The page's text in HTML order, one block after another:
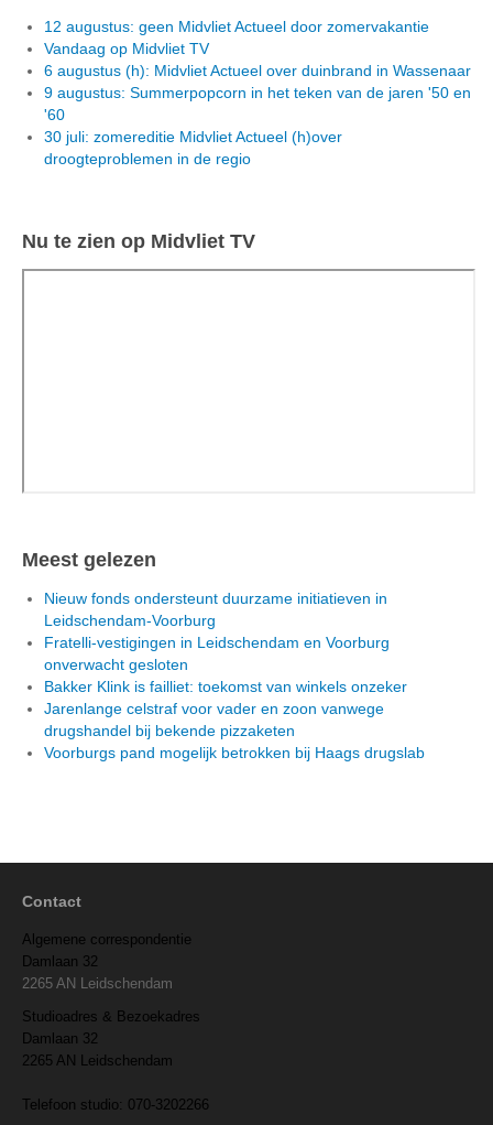
12 augustus: geen Midvliet Actueel door zomervakantie
Vandaag op Midvliet TV
6 augustus (h): Midvliet Actueel over duinbrand in Wassenaar
9 augustus: Summerpopcorn in het teken van de jaren '50 en
'60
30 juli: zomereditie Midvliet Actueel (h)over
droogteproblemen in de regio
Nu te zien op Midvliet TV
Meest gelezen
Nieuw fonds ondersteunt duurzame initiatieven in
Leidschendam-Voorburg
Fratelli-vestigingen in Leidschendam en Voorburg
onverwacht gesloten
Bakker Klink is failliet: toekomst van winkels onzeker
Jarenlange celstraf voor vader en zoon vanwege
drugshandel bij bekende pizzaketen
Voorburgs pand mogelijk betrokken bij Haags drugslab
Contact
Algemene correspondentie
Damlaan 32
2265 AN Leidschendam
Studioadres & Bezoekadres
Damlaan 32
2265 AN Leidschendam
Telefoon studio: 070-3202266